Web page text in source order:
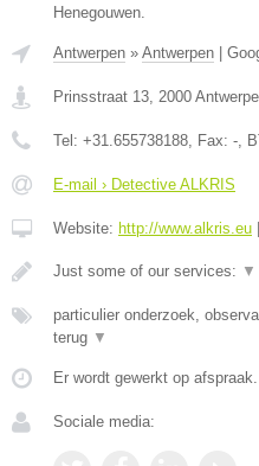
Henegouwen.
Antwerpen » Antwerpen
Prinsstraat 13 2000
Tel: +31.655738188 , Fax: - ,
E-mail › Detective ALKRIS
Website: http://www.alkris.eu
Just some of our services: ▼
particulier onderzoek,
terug ▼
Er wordt gewerkt op afspraak.
Sociale media: